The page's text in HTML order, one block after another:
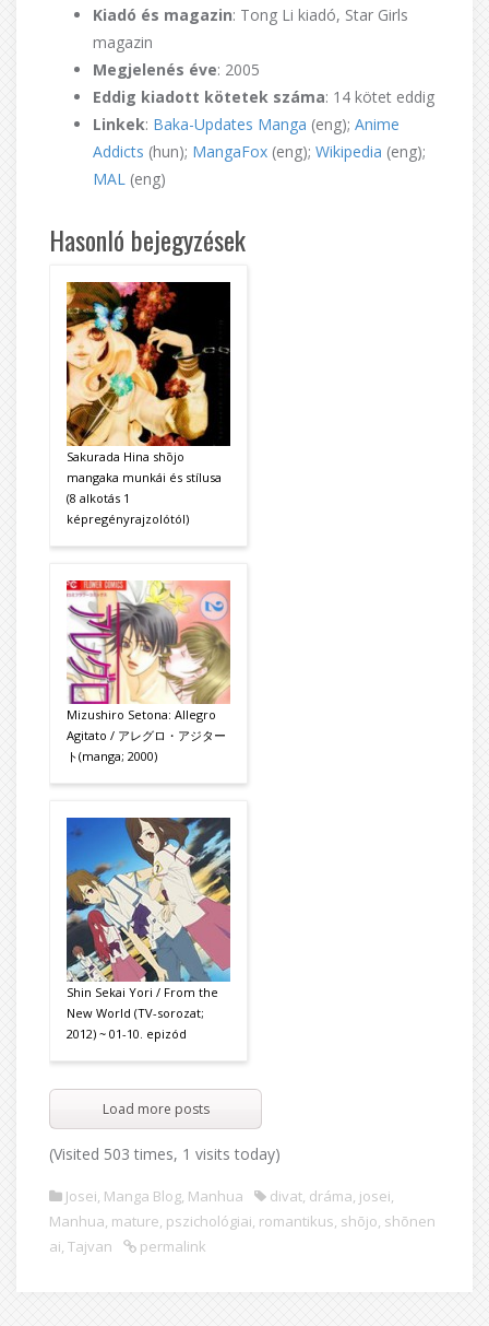
Kiadó és magazin: Tong Li kiadó, Star Girls
magazin
Megjelenés éve: 2005
Eddig kiadott kötetek száma: 14 kötet eddig
Linkek: Baka-Updates Manga (eng); Anime
Addicts (hun); MangaFox (eng); Wikipedia (eng);
MAL (eng)
Hasonló bejegyzések
Sakurada Hina shōjo
mangaka munkái és stílusa
(8 alkotás 1
képregényrajzolótól)
Mizushiro Setona: Allegro
Agitato / アレグロ・アジター
ト(manga; 2000)
Shin Sekai Yori / From the
New World (TV-sorozat;
2012) ~ 01-10. epizód
Load more posts
(Visited 503 times, 1 visits today)
Josei, Manga Blog, Manhua divat, dráma, josei,
Manhua, mature, pszichológiai, romantikus, shōjo, shōnen
ai, Tajvan permalink